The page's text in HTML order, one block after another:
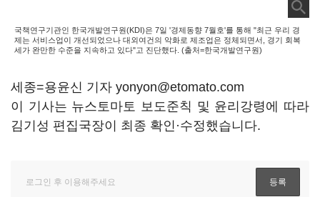
국책연구기관인 한국개발연구원(KDI)은 7일 '경제동향 7월호'를 통해 "최근 우리 경
제는 서비스업이 개선되었으나 대외여건의 악화로 제조업은 정체되면서, 경기 회복
세가 완만한 수준을 지속하고 있다"고 진단했다. (출처=한국개발연구원)
세종=용윤신 기자 yonyon@etomato.com
이 기사는 뉴스토마토 보도준칙 및 윤리강령에 따라
김기성 편집국장이 최종 확인·수정했습니다.